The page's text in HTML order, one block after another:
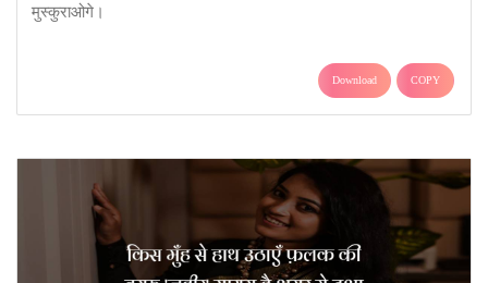
मुस्कुराओगे।
Download COPY